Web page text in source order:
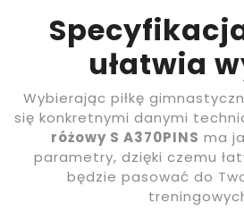
ułatwia
Wybierając piłkę
się konkretnymi danymi
różowy S A370PINS ma
parametry, dzięki czemu
będzie pasować do